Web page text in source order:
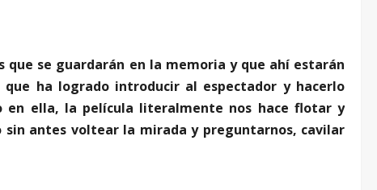
se guardarán en la memoria y que ahí estarán
ha logrado introducir al espectador y hacerlo
ella, la película literalmente nos hace flotar y
antes voltear la mirada y preguntarnos, cavilar